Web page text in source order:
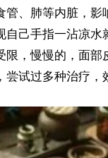
、肺等内脏，
己手指一沾凉
，慢慢的，面
试过多种治疗